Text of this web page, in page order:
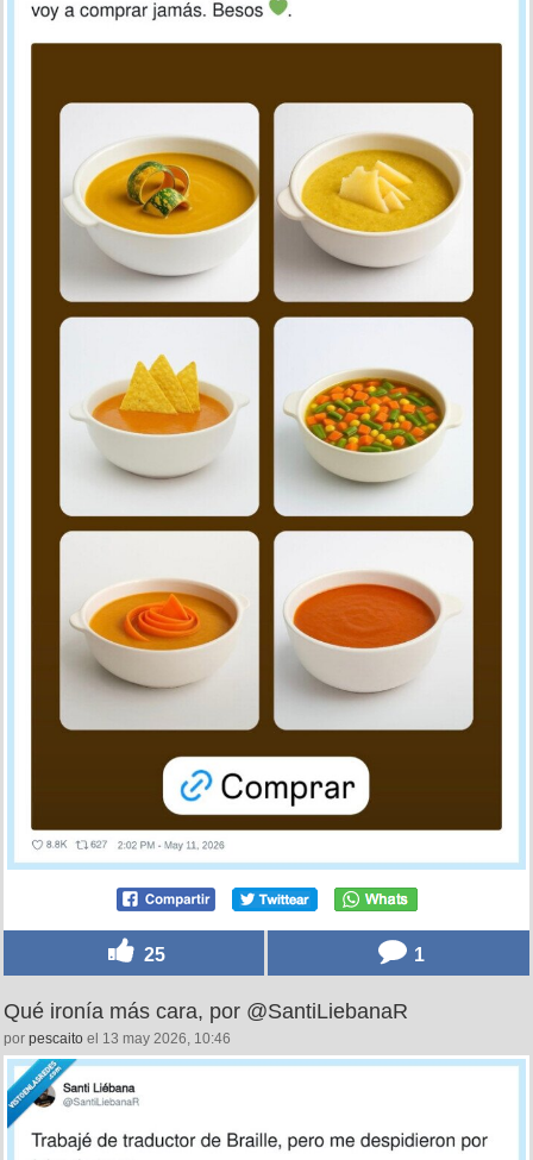
25 1
Qué ironía más cara, por @SantiLiebanaR
por pescaito el 13 may 2026, 10:46